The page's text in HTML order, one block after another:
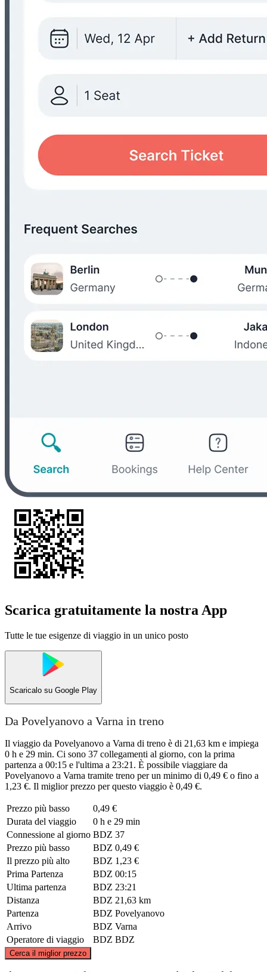
Scarica gratuitamente la nostra App
Tutte le tue esigenze di viaggio in un unico posto
Scaricalo su Google Play
Da Povelyanovo a Varna in treno
Il viaggio da Povelyanovo a Varna di treno è di 21,63 km e impiega
0 h e 29 min. Ci sono 37 collegamenti al giorno, con la prima
partenza a 00:15 e l'ultima a 23:21. È possibile viaggiare da
Povelyanovo a Varna tramite treno per un minimo di 0,49 € o fino a
1,23 €. Il miglior prezzo per questo viaggio è 0,49 €.
Prezzo più basso
0,49 €
Durata del viaggio
0 h e 29 min
Connessione al giorno BDZ 37
Prezzo più basso
BDZ 0,49 €
Il prezzo più alto
BDZ 1,23 €
Prima Partenza
BDZ 00:15
Ultima partenza
BDZ 23:21
Distanza
BDZ 21,63 km
Partenza
BDZ Povelyanovo
Arrivo
BDZ Varna
Operatore di viaggio
BDZ BDZ
Cerca il miglior prezzo